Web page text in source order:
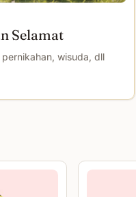
Selamat
wisuda, dll